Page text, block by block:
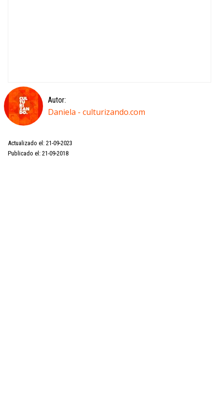
Autor:
Daniela - culturizando.com
Actualizado el: 21-09-2023
Publicado el: 21-09-2018